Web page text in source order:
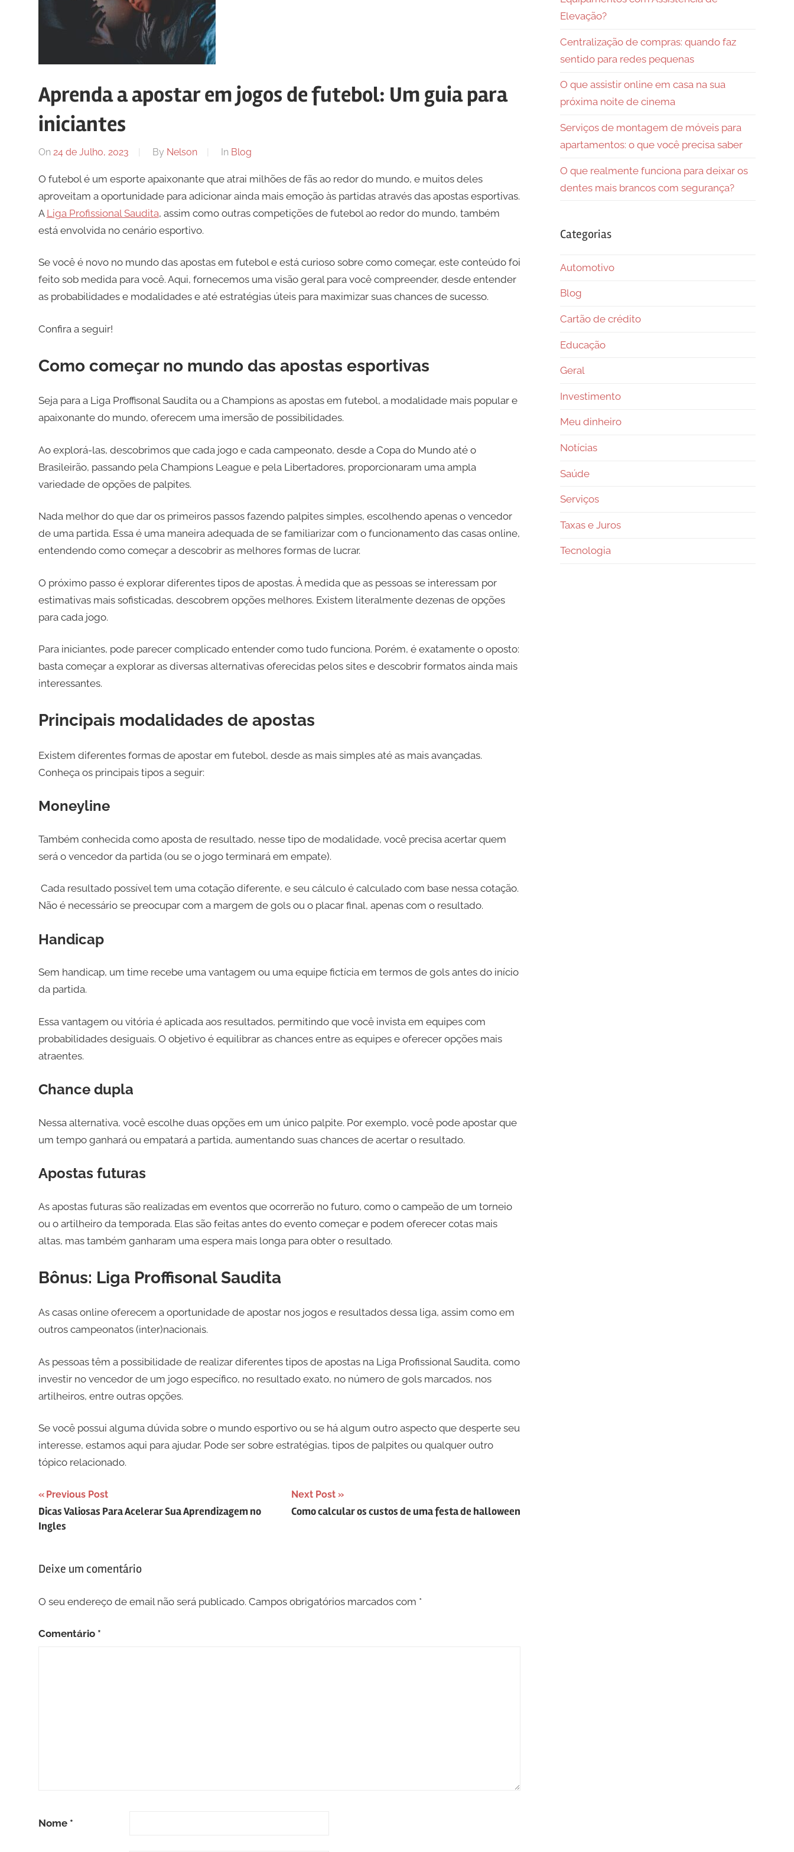
Aprenda a apostar em jogos de futebol: Um guia para
iniciantes
On 24 de Julho, 2023 By Nelson In Blog
O futebol é um esporte apaixonante que atrai milhões de fãs ao redor do mundo, e muitos deles
aproveitam a oportunidade para adicionar ainda mais emoção às partidas através das apostas esportivas.
A Liga Profissional Saudita, assim como outras competições de futebol ao redor do mundo, também
está envolvida no cenário esportivo.
Se você é novo no mundo das apostas em futebol e está curioso sobre como começar, este conteúdo foi
feito sob medida para você. Aqui, fornecemos uma visão geral para você compreender, desde entender
as probabilidades e modalidades e até estratégias úteis para maximizar suas chances de sucesso.
Confira a seguir!
Como começar no mundo das apostas esportivas
Seja para a Liga Proffisonal Saudita ou a Champions as apostas em futebol, a modalidade mais popular e
apaixonante do mundo, oferecem uma imersão de possibilidades.
Ao explorá-las, descobrimos que cada jogo e cada campeonato, desde a Copa do Mundo até o
Brasileirão, passando pela Champions League e pela Libertadores, proporcionaram uma ampla
variedade de opções de palpites.
Nada melhor do que dar os primeiros passos fazendo palpites simples, escolhendo apenas o vencedor
de uma partida. Essa é uma maneira adequada de se familiarizar com o funcionamento das casas online,
entendendo como começar a descobrir as melhores formas de lucrar.
O próximo passo é explorar diferentes tipos de apostas. À medida que as pessoas se interessam por
estimativas mais sofisticadas, descobrem opções melhores. Existem literalmente dezenas de opções
para cada jogo.
Para iniciantes, pode parecer complicado entender como tudo funciona. Porém, é exatamente o oposto:
basta começar a explorar as diversas alternativas oferecidas pelos sites e descobrir formatos ainda mais
interessantes.
Principais modalidades de apostas
Existem diferentes formas de apostar em futebol, desde as mais simples até as mais avançadas.
Conheça os principais tipos a seguir:
Moneyline
Também conhecida como aposta de resultado, nesse tipo de modalidade, você precisa acertar quem
será o vencedor da partida (ou se o jogo terminará em empate).
Cada resultado possível tem uma cotação diferente, e seu cálculo é calculado com base nessa cotação.
Não é necessário se preocupar com a margem de gols ou o placar final, apenas com o resultado.
Handicap
Sem handicap, um time recebe uma vantagem ou uma equipe fictícia em termos de gols antes do início
da partida.
Essa vantagem ou vitória é aplicada aos resultados, permitindo que você invista em equipes com
probabilidades desiguais. O objetivo é equilibrar as chances entre as equipes e oferecer opções mais
atraentes.
Chance dupla
Nessa alternativa, você escolhe duas opções em um único palpite. Por exemplo, você pode apostar que
um tempo ganhará ou empatará a partida, aumentando suas chances de acertar o resultado.
Apostas futuras
As apostas futuras são realizadas em eventos que ocorrerão no futuro, como o campeão de um torneio
ou o artilheiro da temporada. Elas são feitas antes do evento começar e podem oferecer cotas mais
altas, mas também ganharam uma espera mais longa para obter o resultado.
Bônus: Liga Proffisonal Saudita
As casas online oferecem a oportunidade de apostar nos jogos e resultados dessa liga, assim como em
outros campeonatos (inter)nacionais.
As pessoas têm a possibilidade de realizar diferentes tipos de apostas na Liga Profissional Saudita, como
investir no vencedor de um jogo específico, no resultado exato, no número de gols marcados, nos
artilheiros, entre outras opções.
Se você possui alguma dúvida sobre o mundo esportivo ou se há algum outro aspecto que desperte seu
interesse, estamos aqui para ajudar. Pode ser sobre estratégias, tipos de palpites ou qualquer outro
tópico relacionado.
Navegação
de
Previous Post
Dicas Valiosas Para Acelerar Sua Aprendizagem no
Ingles
Next Post
Como calcular os custos de uma festa de halloween
Deixe um comentário
O seu endereço de email não será publicado. Campos obrigatórios marcados com *
Comentário *
Nome *
Elevação?
Centralização de compras: quando faz
sentido para redes pequenas
O que assistir online em casa na sua
próxima noite de cinema
Serviços de montagem de móveis para
apartamentos: o que você precisa saber
O que realmente funciona para deixar os
dentes mais brancos com segurança?
Categorias
Automotivo
Blog
Cartão de crédito
Educação
Geral
Investimento
Meu dinheiro
Notícias
Saúde
Serviços
Taxas e Juros
Tecnologia